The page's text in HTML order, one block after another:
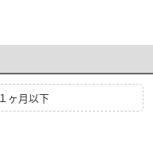
１ヶ月以下